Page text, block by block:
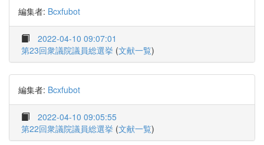
編集者: Bcxfubot
2022-04-10 09:07:01
第23回衆議院議員総選挙 (文献一覧)
編集者: Bcxfubot
2022-04-10 09:05:55
第22回衆議院議員総選挙 (文献一覧)